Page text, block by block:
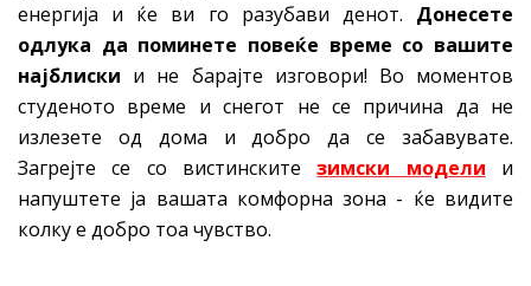
енергија и ќе ви го разубави денот. Донесете
одлука да поминете повеќе време со вашите
најблиски и не барајте изговори! Во моментов
студеното време и снегот не се причина да не
излезете од дома и добро да се забавувате.
Загрејте се со вистинскитезимски модели и
напуштете ја вашата комфорна зона - ќе видите
колку е добро тоа чувство.